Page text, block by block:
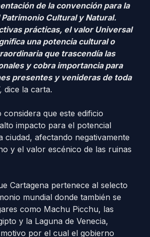
de la convención para la
Cultural y Natural.
prácticas, el valor Universal
una potencia cultural o
que trascendía las
y cobra importancia para
presentes y venideras de toda
, dice la carta.
considera que este edificio
impacto para el potencial
ciudad, afectando negativamente
y el valor escénico de las ruinas
Cartagena pertenece al selecto
mundial donde también se
como Machu Picchu, las
y la Laguna de Venecia,
por el cual el gobierno